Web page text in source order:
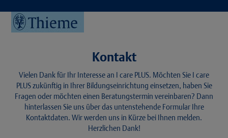
contentOpen
mobile
Close
mobile
Kontakt
Vielen Dank für Ihr Interesse an I care PLUS. Möchten Sie I care
PLUS zukünftig in Ihrer Bildungseinrichtung einsetzen, haben Sie
Fragen oder möchten einen Beratungstermin vereinbaren? Dann
hinterlassen Sie uns über das untenstehende Formular Ihre
Kontaktdaten. Wir werden uns in Kürze bei Ihnen melden.
Herzlichen Dank!